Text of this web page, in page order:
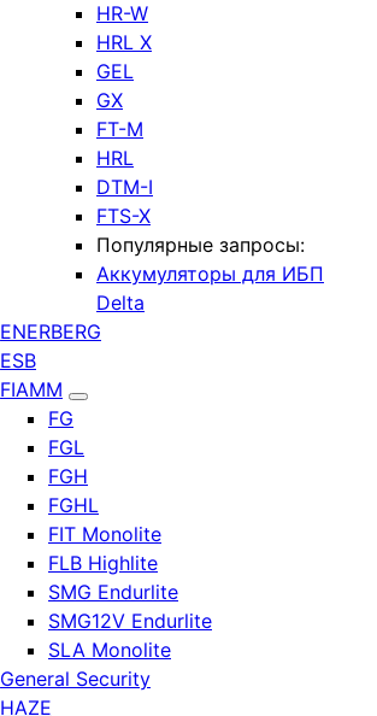
HR-W
HRL X
GEL
GX
FT-M
HRL
DTM-I
FTS-X
Популярные запросы:
Аккумуляторы для ИБП
Delta
ENERBERG
ESB
FIAMM
FG
FGL
FGH
FGHL
FIT Monolite
FLB Highlite
SMG Endurlite
SMG12V Endurlite
SLA Monolite
General Security
HAZE